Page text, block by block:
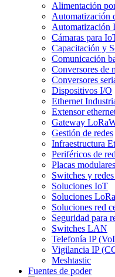
Alimentación
Automatización
Automatización
Cámaras para
Capacitación y
Comunicación
Conversores de
Conversores
Dispositivos I/O
Ethernet
Extensor
Gateway
Gestión de redes
Infraestructura
Periféricos de red
Placas
Switches y
Soluciones IoT
Soluciones
Soluciones red
Seguridad para
Switches LAN
Telefonía IP
Vigilancia IP
Meshtastic
Fuentes de poder